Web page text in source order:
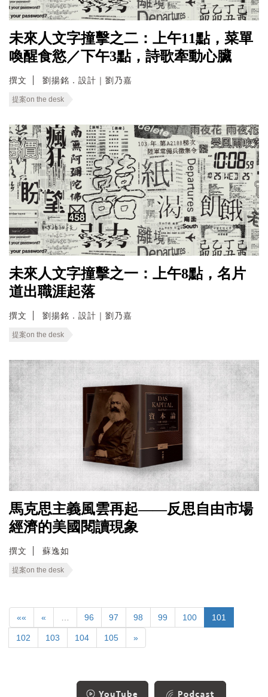
未來人文字撞擊之二：上午11點，菜單
喚醒食慾／下午3點，詩歌牽動心臟
撰文 劉揚銘．設計｜劉乃嘉
提案on the desk
未來人文字撞擊之一：上午8點，名片
道出職涯起落
撰文 劉揚銘．設計｜劉乃嘉
提案on the desk
馬克思主義風雲再起——反思自由市場
經濟的美國閱讀現象
撰文 蘇逸如
提案on the desk
«« « 96 97 98 99 100 101
102 103 104 105 »